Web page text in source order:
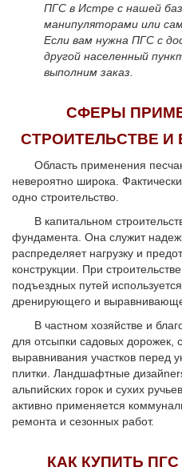
ПГС в Истре с нашей
манипуляторами или
Если вам нужна ПГС с
другой населенный
выполним заказ.
СФЕРЫ
СТРОИТЕЛЬСТВЕ И
Область применения
невероятно широка.
одно строительство.
В капитальном
фундамента. Она служит
распределяет нагрузку и
конструкции. При
подъездных путей
дренирующего и
В частном хозяйстве и
для отсыпки садовых дорожек,
выравнивания участков перед
плитки. Ландшафтные
альпийских горок и сухих
активно применяется
ремонта и сезонных работ.
КАК КУПИТЬ